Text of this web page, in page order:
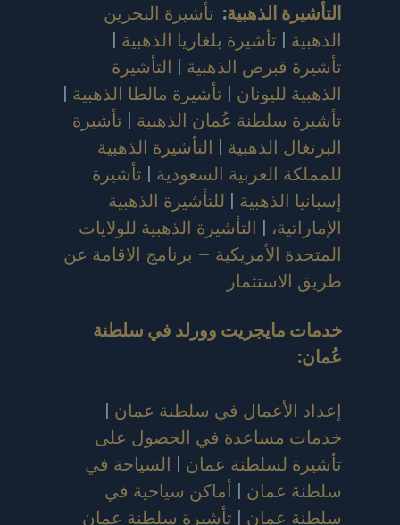
التأشيرة الذهبية: تأشيرة البحرين
الذهبية | تأشيرة بلغاريا الذهبية |
تأشيرة قبرص الذهبية | التأشيرة
الذهبية لليونان | تأشيرة مالطا الذهبية |
تأشيرة سلطنة عُمان الذهبية | تأشيرة
البرتغال الذهبية | التأشيرة الذهبية
للمملكة العربية السعودية | تأشيرة
إسبانيا الذهبية | للتأشيرة الذهبية
الإماراتية، | التأشيرة الذهبية للولايات
المتحدة الأمريكية – برنامج الاقامة عن
طريق الاستثمار
خدمات مايجريت وورلد في سلطنة
عُمان:
إعداد الأعمال في سلطنة عمان |
خدمات مساعدة في الحصول على
تأشيرة لسلطنة عمان | السياحة في
سلطنة عمان | أماكن سياحية في
سلطنة عمان | تأشيرة سلطنة عمان